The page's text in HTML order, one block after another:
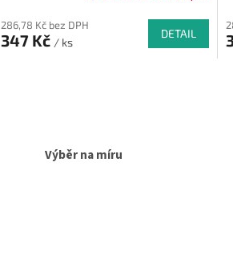
286,78 Kč bez DPH
347 Kč / ks
DETAIL
Výběr na míru